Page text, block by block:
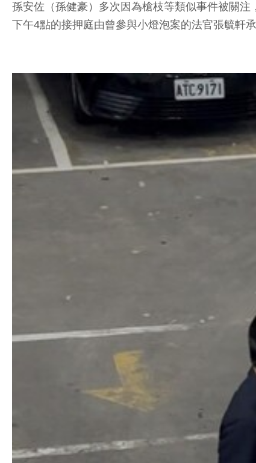
孫安佐（孫健豪）多次因為槍枝等類似事件被關
下午4點的接押庭由曾參與小燈泡案的法官張毓軒承